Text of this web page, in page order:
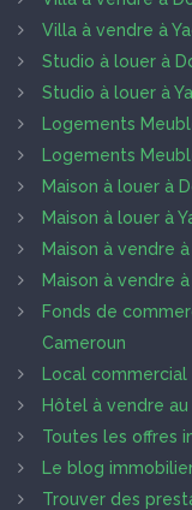
Villa à vendre à
Studio à louer à
Studio à louer à
Logements
Logements
Maison à louer à
Maison à louer à
Maison à vendre
Maison à vendre
Fonds de
Cameroun
Local commercial
Hôtel à vendre au
Toutes les offres
Le blog
Trouver des